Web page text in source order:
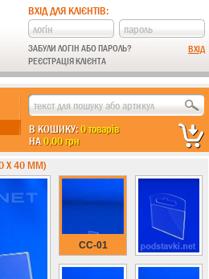
ВХІД ДЛЯ КЛІЄНТІВ:
ЗАБУЛИ ЛОГІН АБО ПАРОЛЬ?
РЕЄСТРАЦІЯ КЛІЄНТА
В КОШИКУ:0 товарів
НА0,00 грн
Х 40 ММ)
CC-01